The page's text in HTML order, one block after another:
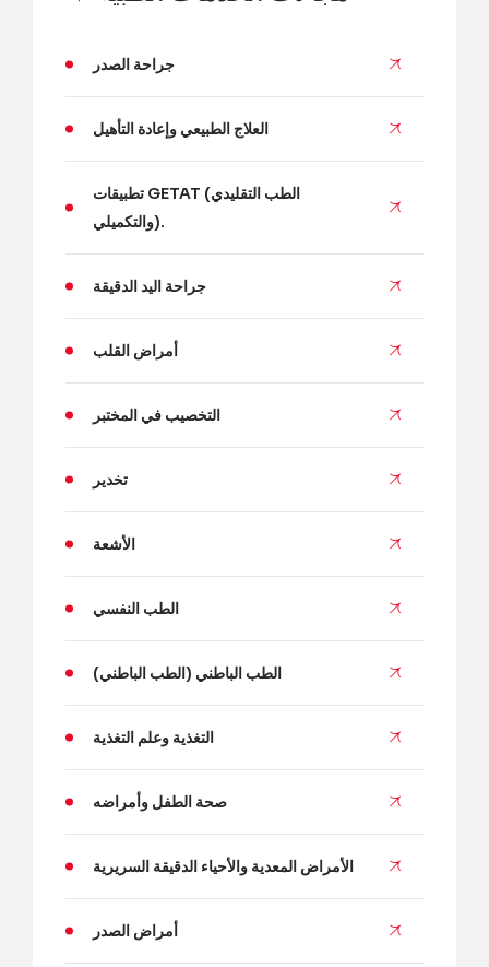
جراحة الصدر
العلاج الطبيعي وإعادة التأهيل
تطبيقات GETAT (الطب التقليدي
والتكميلي).
جراحة اليد الدقيقة
أمراض القلب
التخصيب في المختبر
تخدير
الأشعة
الطب النفسي
الطب الباطني (الطب الباطني)
التغذية وعلم التغذية
صحة الطفل وأمراضه
الأمراض المعدية والأحياء الدقيقة السريرية
أمراض الصدر